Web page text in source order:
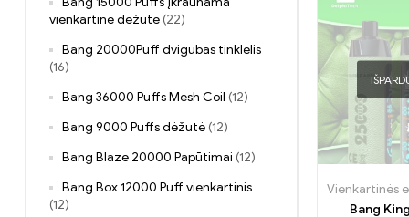
Bang
vienkartinė dėžutė (22)
Bang 20000Puff dvigubas tinklelis
(16)
Bang 36000 Puffs Mesh Coil (12)
Bang 9000 Puffs dėžutė (12)
Bang Blaze 20000 Papūtimai (12)
Bang Box 12000 Puff vienkartinis
(12)